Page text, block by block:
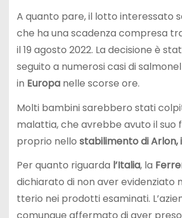
A quanto pare, il lotto interessato
che ha una scadenza compresa
il 19 agosto 2022. La decisione è
seguito a numerosi casi di
in Europanelle scorse ore.
Molti bambini sarebbero stati
malattia, che avrebbe avuto il suo
proprio nello stabilimento di Arlon,
Per quanto riguarda l’Italia, la
dichiarato di non aver evidenziato
tterio nei prodotti esaminati.